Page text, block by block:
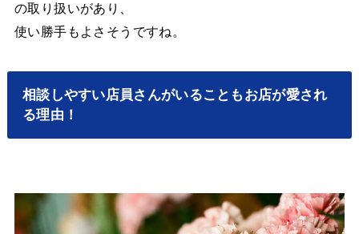
の取り扱いがあり、
使い勝手もよさそうですね。
相談しやすい店員さんがいることもお店が愛され
る理由！